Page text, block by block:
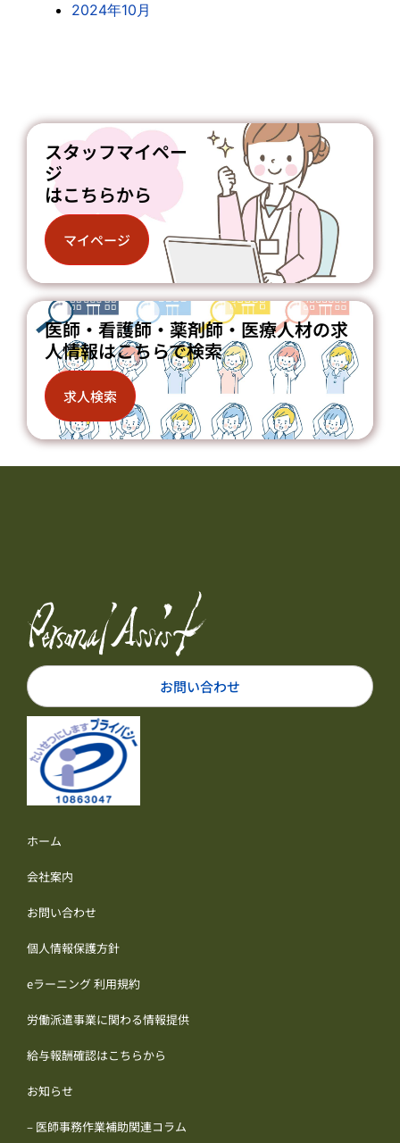
2024年10月
スタッフマイペー
ジ
はこちらから
マイページ
医師・看護師・薬剤師・医療人材の求
人情報はこちらで検索
求人検索
お問い合わせ
ホーム
会社案内
お問い合わせ
個人情報保護方針
eラーニング 利用規約
労働派遣事業に関わる情報提供
給与報酬確認はこちらから
お知らせ
– 医師事務作業補助関連コラム